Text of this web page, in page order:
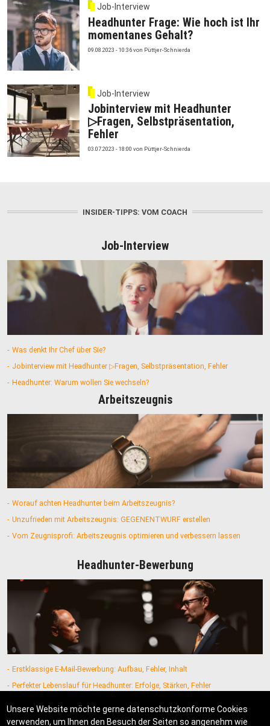
Job-Interview
Headhunter Frage: Wie hoch ist Ihr
momentanes Gehalt?
09.08.2023 - 10:36 von Püttjer-Schnierda
Job-Interview
Jobinterview mit Headhunter
▷Fragen, Selbstpräsentation,
Fehler
03.07.2023 - 18:00 von Püttjer-Schnierda
INSIDER-TIPPS: VOM COACH
Job-Interview
Was denkt Ihr Chef über Sie?
Jobinterview mit Headhunter ▷Fragen, Selbstpräsentation, Fehler
Headhunter: Warum wollen Sie wechseln?
Arbeitszeugnis
Worauf achten Headhunter beim Arbeitszeugnis?
Unzufrieden mit Arbeitszeugnis: GEGENENTWURF erstellen
Vom Zeugnisprofi: Arbeitszeugnis optimieren und verbessern lassen
Headhunter-Bewerbung
Erstklassige E-Mail-Bewerbung: Aufbau, Fehler, Inhalt
Perfekter Lebenslauf für Headhunter: Erfolge, Stärken, Fehler
Unsere Website möchte gerne datenschutzkonforme Cookies
verwenden, um Ihnen den Besuch der Seiten so angenehm wie